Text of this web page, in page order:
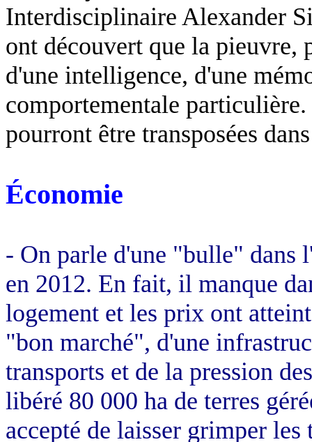
Interdisciplinaire Alexander
ont découvert que la pieuvre,
d'une intelligence, d'une
comportementale
pourront être transposées
Économie
- On parle d'une "bulle"
en 2012. En fait, il manque
logement et les prix ont
"bon marché", d'une
transports et de la pression
libéré 80 000 ha de terres
accepté de laisser grimper